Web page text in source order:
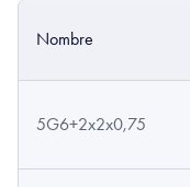
Nombre
5G6+2x2x0,75